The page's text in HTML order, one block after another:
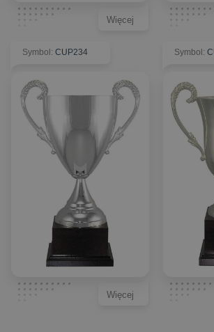
Więcej
Symbol: CUP234
Więcej
Symbol: